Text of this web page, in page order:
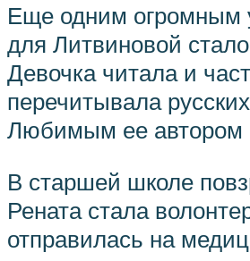
Еще одним огромным
для Литвиновой
Девочка читала и
перечитывала
Любимым ее автором
В старшей школе
Рената стала
отправилась на